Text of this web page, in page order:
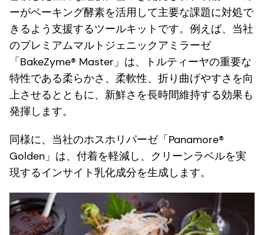
ーがベーキング酵素を活用して主要な課題に対処で
きるよう支援するツールキットです。例えば、当社
のプレミアムマルトジェニックアミラーゼ
「BakeZyme® Master」は、トルティーヤの重要な
特性である柔らかさ、柔軟性、折り曲げやすさを向
上させるとともに、新鮮さを長時間維持する効果も
発揮します。
同様に、当社のホスホリパーゼ「Panamore®
Golden」は、付着を軽減し、クリーンラベルを実
現するインサイト乳化成分を生成します。